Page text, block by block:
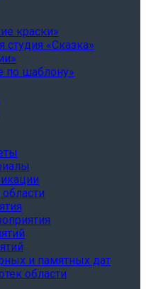
краски»
студия «Сказка»
по шаблону»
и памятных дат
области